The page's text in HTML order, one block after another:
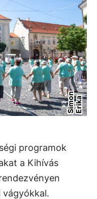
S
i
mo
n
E
r
i
ka
programok
a Kihívás